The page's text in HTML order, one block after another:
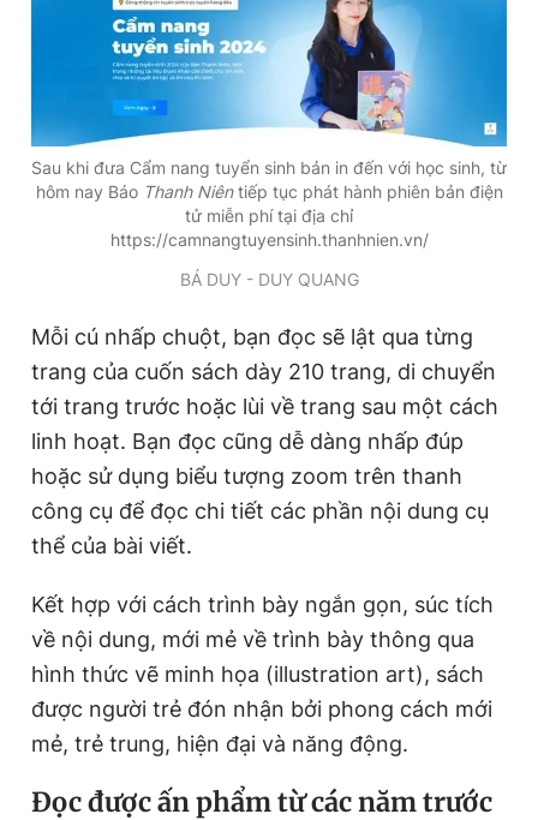
Sau khi đưa Cẩm nang tuyển sinh bản in đến với học sinh, từ
hôm nay Báo Thanh Niêntiếp tục phát hành phiên bản điện
tử miễn phí tại địa chỉ
https://camnangtuyensinh.thanhnien.vn/
BÁ DUY - DUY QUANG
Mỗi cú nhấp chuột, bạn đọc sẽ lật qua từng
trang của cuốn sách dày 210 trang, di chuyển
tới trang trước hoặc lùi về trang sau một cách
linh hoạt. Bạn đọc cũng dễ dàng nhấp đúp
hoặc sử dụng biểu tượng zoom trên thanh
công cụ để đọc chi tiết các phần nội dung cụ
thể của bài viết.
Kết hợp với cách trình bày ngắn gọn, súc tích
về nội dung, mới mẻ về trình bày thông qua
hình thức vẽ minh họa (illustration art), sách
được người trẻ đón nhận bởi phong cách mới
mẻ, trẻ trung, hiện đại và năng động.
Đọc được ấn phẩm từ các năm trước